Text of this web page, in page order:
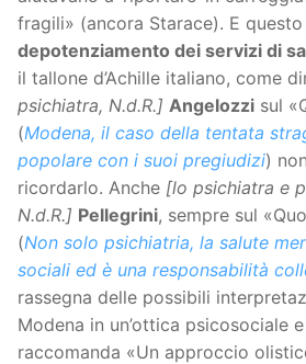
fragili» (ancora Starace). E
depotenziamento dei servizi di
il tallone d’Achille italiano, come
psichiatra, N.d.R.] Angelozzi sul
(Modena, il caso della tentata
popolare con i suoi pregiudizi)
ricordarlo. Anche [lo psichiatra e
N.d.R.] Pellegrini, sempre sul
(Non solo psichiatria, la salute
sociali ed è una responsabilità
rassegna delle possibili
Modena in un’ottica psicosociale
raccomanda «Un approccio